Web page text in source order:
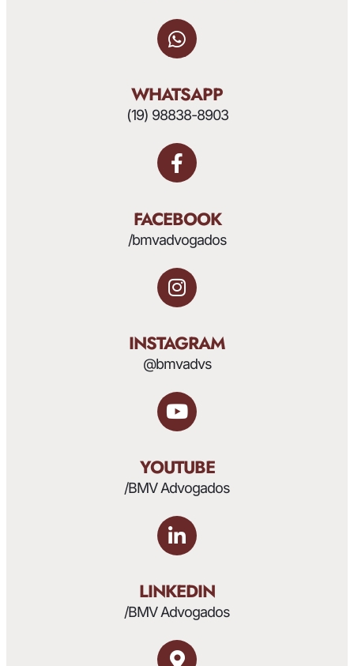
WHATSAPP
(19) 98838-8903
FACEBOOK
/bmvadvogados
INSTAGRAM
@bmvadvs
YOUTUBE
/BMV Advogados
LINKEDIN
/BMV Advogados